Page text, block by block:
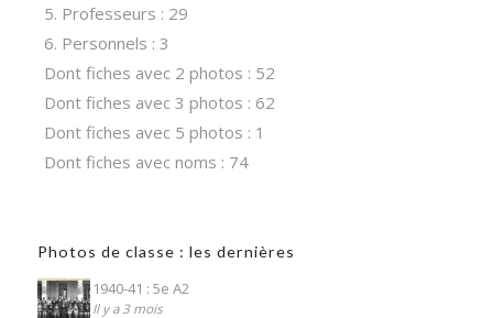
5. Professeurs : 29
6. Personnels : 3
Dont fiches avec 2 photos : 52
Dont fiches avec 3 photos : 62
Dont fiches avec 5 photos : 1
Dont fiches avec noms : 74
Photos de classe : les dernières
1940-41 : 5e A2
Il y a 3 mois